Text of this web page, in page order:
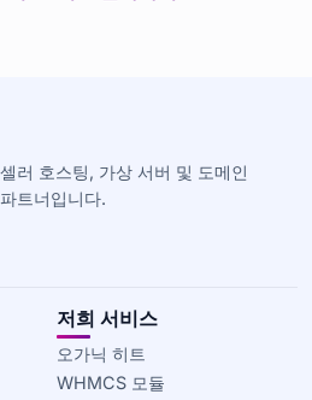
러 호스팅, 가상 서버 및 도메인
트너입니다.
저희 서비스
오가닉 히트
WHMCS 모듈